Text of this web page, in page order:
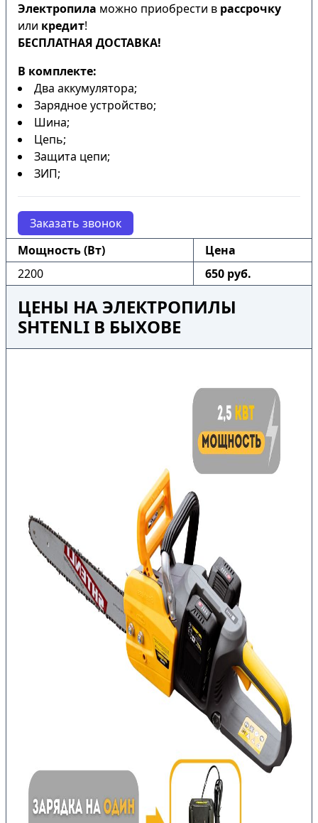
Электропила можно приобрести в рассрочку
или кредит!
БЕСПЛАТНАЯ ДОСТАВКА!
В комплекте:
Два аккумулятора;
Зарядное устройство;
Шина;
Цепь;
Защита цепи;
ЗИП;
Заказать звонок
Мощность (Вт)
Цена
2200
650 руб.
ЦЕНЫ НА ЭЛЕКТРОПИЛЫ
SHTENLI В БЫХОВЕ